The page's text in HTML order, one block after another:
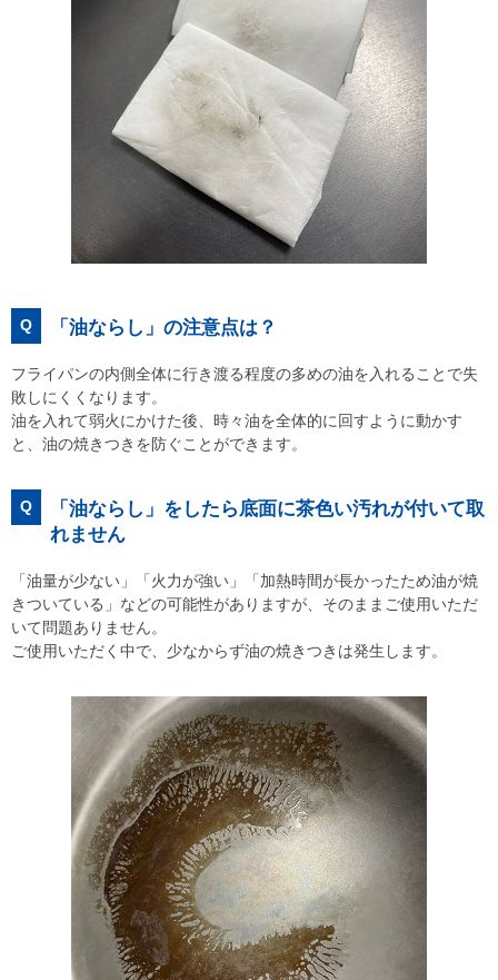
Q 「油ならし」の注意点は？
フライパンの内側全体に行き渡る程度の多めの油を入れることで失
敗しにくくなります。
油を入れて弱火にかけた後、時々油を全体的に回すように動かす
と、油の焼きつきを防ぐことができます。
Q
「油ならし」をしたら底面に茶色い汚れが付いて取
れません
「油量が少ない」「火力が強い」「加熱時間が長かったため油が焼
きついている」などの可能性がありますが、そのままご使用いただ
いて問題ありません。
ご使用いただく中で、少なからず油の焼きつきは発生します。